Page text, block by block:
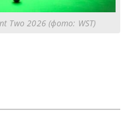
Two 2026 (фото: WST)